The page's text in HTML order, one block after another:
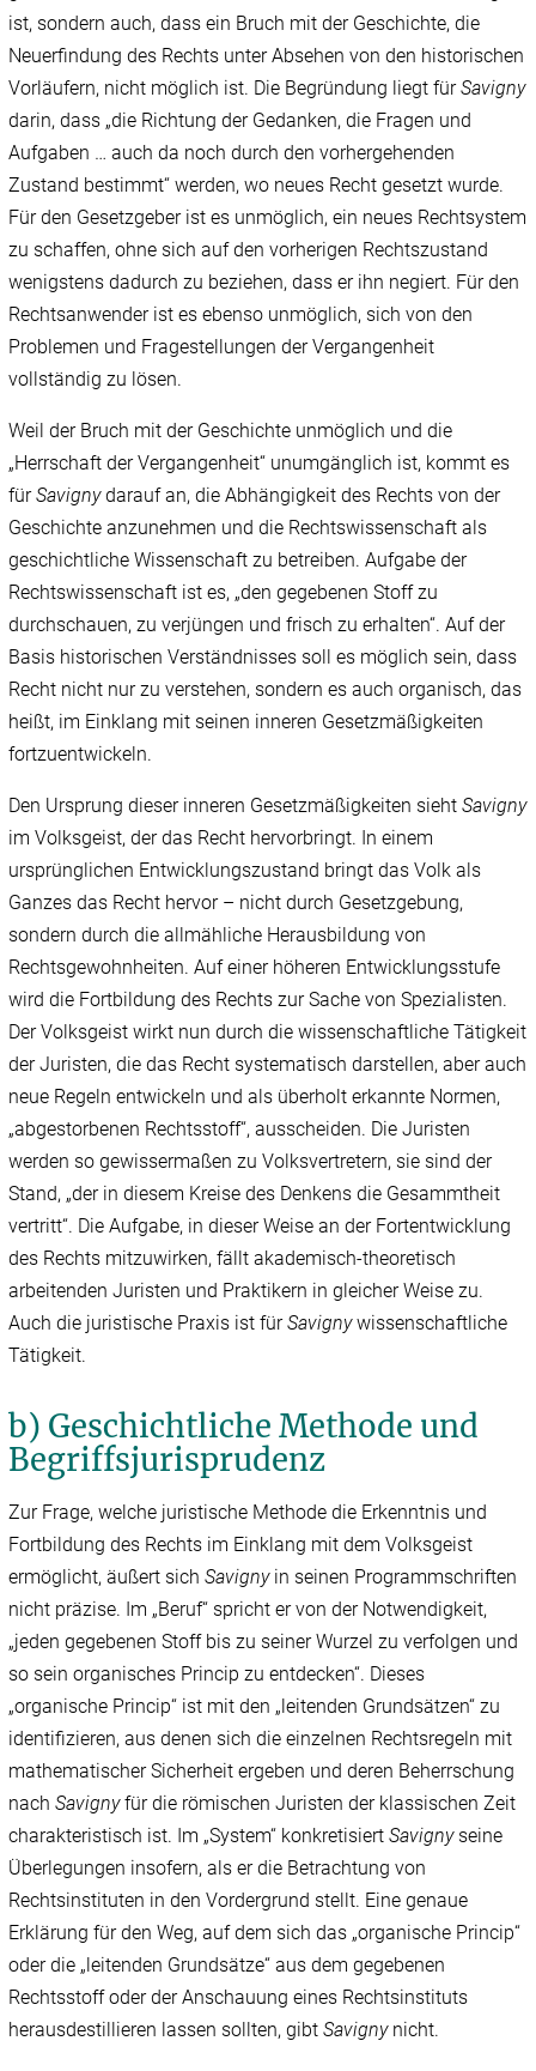
ist, sondern auch, dass ein Bruch mit der Geschichte, die
Neuerfindung des Rechts unter Absehen von den historischen
Vorläufern, nicht möglich ist. Die Begründung liegt fürSavigny
darin, dass „die Richtung der Gedanken, die Fragen und
Aufgaben … auch da noch durch den vorhergehenden
Zustand bestimmt“ werden, wo neues Recht gesetzt wurde.
Für den Gesetzgeber ist es unmöglich, ein neues Rechtsystem
zu schaffen, ohne sich auf den vorherigen Rechtszustand
wenigstens dadurch zu beziehen, dass er ihn negiert. Für den
Rechtsanwender ist es ebenso unmöglich, sich von den
Problemen und Fragestellungen der Vergangenheit
vollständig zu lösen.
Weil der Bruch mit der Geschichte unmöglich und die
„Herrschaft der Vergangenheit“ unumgänglich ist, kommt es
fürSavignydarauf an, die Abhängigkeit des Rechts von der
Geschichte anzunehmen und die Rechtswissenschaft als
geschichtliche Wissenschaft zu betreiben. Aufgabe der
Rechtswissenschaft ist es, „den gegebenen Stoff zu
durchschauen, zu verjüngen und frisch zu erhalten“. Auf der
Basis historischen Verständnisses soll es möglich sein, dass
Recht nicht nur zu verstehen, sondern es auch organisch, das
heißt, im Einklang mit seinen inneren Gesetzmäßigkeiten
fortzuentwickeln.
Den Ursprung dieser inneren Gesetzmäßigkeiten siehtSavigny
im Volksgeist, der das Recht hervorbringt. In einem
ursprünglichen Entwicklungszustand bringt das Volk als
Ganzes das Recht hervor – nicht durch Gesetzgebung,
sondern durch die allmähliche Herausbildung von
Rechtsgewohnheiten. Auf einer höheren Entwicklungsstufe
wird die Fortbildung des Rechts zur Sache von Spezialisten.
Der Volksgeist wirkt nun durch die wissenschaftliche Tätigkeit
der Juristen, die das Recht systematisch darstellen, aber auch
neue Regeln entwickeln und als überholt erkannte Normen,
„abgestorbenen Rechtsstoff“, ausscheiden. Die Juristen
werden so gewissermaßen zu Volksvertretern, sie sind der
Stand, „der in diesem Kreise des Denkens die Gesammtheit
vertritt“. Die Aufgabe, in dieser Weise an der Fortentwicklung
des Rechts mitzuwirken, fällt akademisch-theoretisch
arbeitenden Juristen und Praktikern in gleicher Weise zu.
Auch die juristische Praxis ist fürSavignywissenschaftliche
Tätigkeit.
b) Geschichtliche Methode und
Begriffsjurisprudenz
Zur Frage, welche juristische Methode die Erkenntnis und
Fortbildung des Rechts im Einklang mit dem Volksgeist
ermöglicht, äußert sichSavignyin seinen Programmschriften
nicht präzise. Im „Beruf“ spricht er von der Notwendigkeit,
„jeden gegebenen Stoff bis zu seiner Wurzel zu verfolgen und
so sein organisches Princip zu entdecken“. Dieses
„organische Princip“ ist mit den „leitenden Grundsätzen“ zu
identifizieren, aus denen sich die einzelnen Rechtsregeln mit
mathematischer Sicherheit ergeben und deren Beherrschung
nachSavignyfür die römischen Juristen der klassischen Zeit
charakteristisch ist. Im „System“ konkretisiertSavignyseine
Überlegungen insofern, als er die Betrachtung von
Rechtsinstituten in den Vordergrund stellt. Eine genaue
Erklärung für den Weg, auf dem sich das „organische Princip“
oder die „leitenden Grundsätze“ aus dem gegebenen
Rechtsstoff oder der Anschauung eines Rechtsinstituts
herausdestillieren lassen sollten, gibtSavignynicht.